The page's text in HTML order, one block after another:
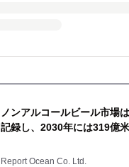
ノンアルコールビール市場
記録し、2030年には319億
Report Ocean Co. Ltd.